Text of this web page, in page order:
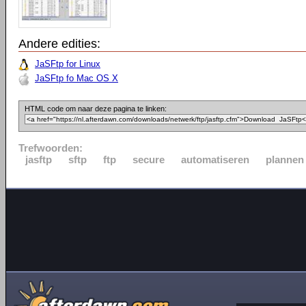
Andere edities:
JaSFtp for Linux
JaSFtp fo Mac OS X
HTML code om naar deze pagina te linken:
Trefwoorden:
jasftp
sftp ftp secure automatiseren plannen